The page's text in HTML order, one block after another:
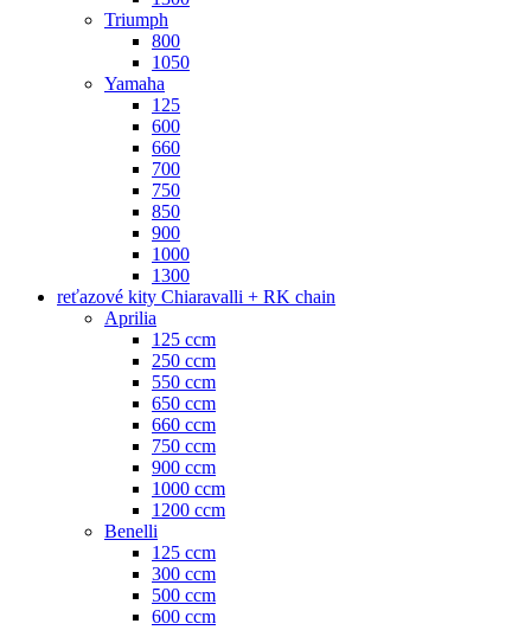
Triumph
800
1050
Yamaha
125
600
660
700
750
850
900
1000
1300
reťazové kity Chiaravalli + RK chain
Aprilia
125 ccm
250 ccm
550 ccm
650 ccm
660 ccm
750 ccm
900 ccm
1000 ccm
1200 ccm
Benelli
125 ccm
300 ccm
500 ccm
600 ccm